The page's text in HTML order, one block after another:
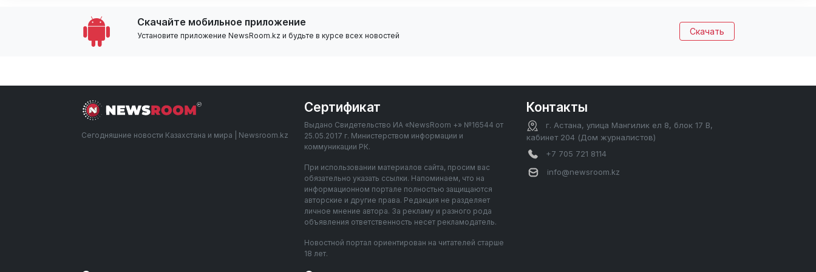
Скачайте мобильное приложение
Установите приложение NewsRoom.kz и будьте в курсе всех новостей Скачать
Сегодняшние новости Казахстана и мира | Newsroom.kz
Сертификат
Выдано Свидетельство ИА «NewsRoom +» №16544 от
25.05.2017 г. Министерством информации и
коммуникации РК.
При использовании материалов сайта, просим вас
обязательно указать ссылки. Напоминаем, что на
информационном портале полностью защищаются
авторские и другие права. Редакция не разделяет
личное мнение автора. За рекламу и разного рода
объявления ответственность несет рекламодатель.
Новостной портал ориентирован на читателей старше
18 лет.
Контакты
г. Астана, улица Мангилик ел 8, блок 17 В,
кабинет 204 (Дом журналистов)
+7 705 721 8114
info@newsroom.kz